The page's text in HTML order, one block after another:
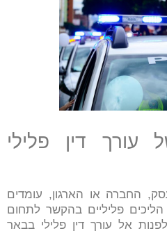
עורך דין פלילי
החברה או הארגון, עומדים
פליליים בהקשר לתחום
אל עורך דין פלילי בבאר